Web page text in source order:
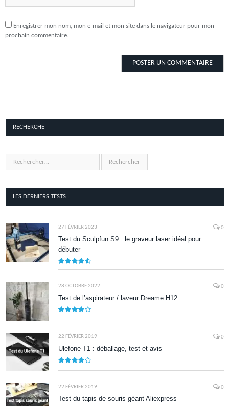
Enregistrer mon nom, mon e-mail et mon site dans le navigateur pour mon
prochain commentaire.
RECHERCHE
LES DERNIERS TESTS :
27 FÉVRIER 2023 0
Test du Sculpfun S9 : le graveur laser idéal pour
débuter
28 OCTOBRE 2022 0
Test de l’aspirateur / laveur Dreame H12
22 FÉVRIER 2019 0
Ulefone T1 : déballage, test et avis
22 FÉVRIER 2019 0
Test du tapis de souris géant Aliexpress